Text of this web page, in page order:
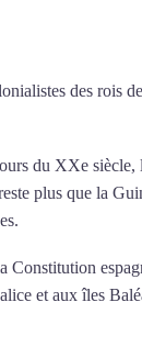
des
du XXe
plus que la
et aux îles